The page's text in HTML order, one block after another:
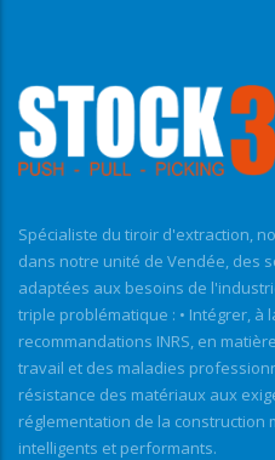
Spécialiste du tiroir d'extraction,
dans notre unité de Vendée, des
adaptées aux besoins de
triple problématique : • Intégrer, à
recommandations INRS, en
travail et des maladies
résistance des matériaux aux
réglementation de la construction
intelligents et performants.